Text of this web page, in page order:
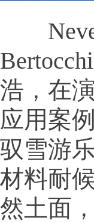
浩，在
应用案
驭雪游
材料耐
然土面